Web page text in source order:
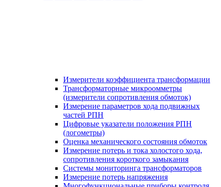
Измерители коэффициента трансформации
Трансформаторные микроомметры
(измерители сопротивления обмоток)
Измерение параметров хода подвижных
частей РПН
Цифровые указатели положения РПН
(логометры)
Оценка механического состояния обмоток
Измерение потерь и тока холостого хода,
сопротивления короткого замыкания
Системы мониторинга трансформаторов
Измерение потерь напряжения